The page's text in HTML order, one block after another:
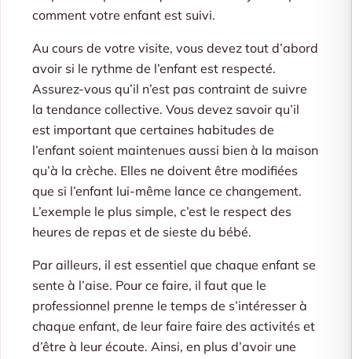
comment votre enfant est suivi.
Au cours de votre visite, vous devez tout d’abord
avoir si le rythme de l’enfant est respecté.
Assurez-vous qu’il n’est pas contraint de suivre
la tendance collective. Vous devez savoir qu’il
est important que certaines habitudes de
l’enfant soient maintenues aussi bien à la maison
qu’à la crèche. Elles ne doivent être modifiées
que si l’enfant lui-même lance ce changement.
L’exemple le plus simple, c’est le respect des
heures de repas et de sieste du bébé.
Par ailleurs, il est essentiel que chaque enfant se
sente à l’aise. Pour ce faire, il faut que le
professionnel prenne le temps de s’intéresser à
chaque enfant, de leur faire faire des activités et
d’être à leur écoute. Ainsi, en plus d’avoir une